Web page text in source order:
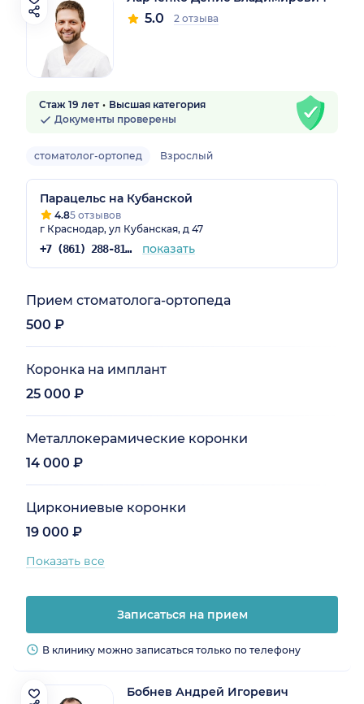
5.0 2 отзыва
Стаж 19 лет
Высшая категория
Документы проверены
стоматолог-ортопед Взрослый
Парацельс на Кубанской
4.85 отзывов
г Краснодар, ул Кубанская, д 47
+7 (861) 288-81-92 показать
Прием стоматолога-ортопеда
500 ₽
Коронка на имплант
25 000 ₽
Металлокерамические коронки
14 000 ₽
Циркониевые коронки
19 000 ₽
Показать все
Записаться на прием
В клинику можно записаться только по телефону
Бобнев Андрей Игоревич